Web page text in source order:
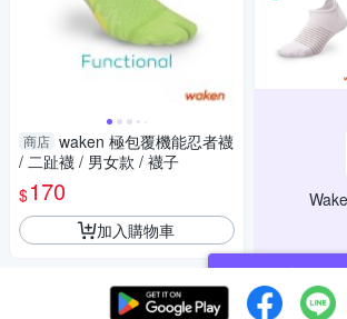
商店 waken 極包覆機能忍者襪
/ 二趾襪 / 男女款 / 襪子
$170
加入購物車
現在可以追蹤